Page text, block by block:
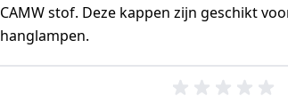
CAMW stof. Deze kappen zijn geschikt
hanglampen.